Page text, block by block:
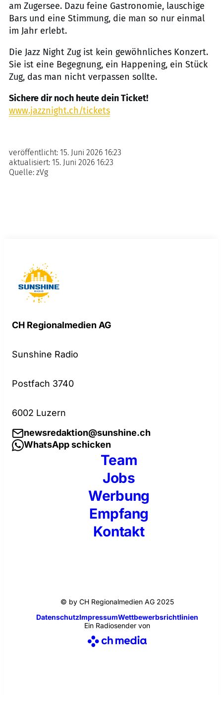
am Zugersee. Dazu feine Gastronomie, lauschige
Bars und eine Stimmung, die man so nur einmal
im Jahr erlebt.
Die Jazz Night Zug ist kein gewöhnliches Konzert.
Sie ist eine Begegnung, ein Happening, ein Stück
Zug, das man nicht verpassen sollte.
Sichere dir noch heute dein Ticket!
www.jazznight.ch/tickets
Quelle: zVg
veröffentlicht: 15. Juni 2026 16:23
aktualisiert: 15. Juni 2026 16:23
CH Regionalmedien AG
Sunshine Radio
Postfach 3740
6002 Luzern
newsredaktion@sunshine.ch
WhatsApp schicken
Team
Jobs
Werbung
Empfang
Kontakt
© by CH Regionalmedien AG 2025
DatenschutzImpressumWettbewerbsrichtlinien
Ein Radiosender von